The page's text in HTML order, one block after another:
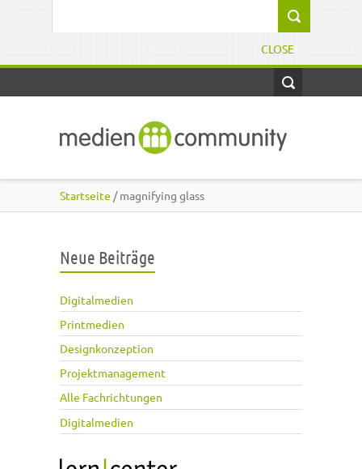
CLOSE
Startseite / magnifying glass
Neue Beiträge
Digitalmedien
Printmedien
Designkonzeption
Projektmanagement
Alle Fachrichtungen
Digitalmedien